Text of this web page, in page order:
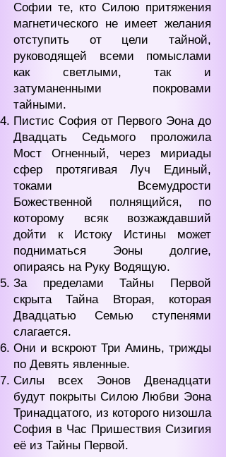
Софии те, кто Силою притяжения
магнетического не имеет желания
отступить от цели тайной,
руководящей всеми помыслами
как светлыми, так и
затуманенными покровами
тайными.
Пистис София от Первого Эона до
Двадцать Седьмого проложила
Мост Огненный, через мириады
сфер протягивая Луч Единый,
токами Всемудрости
Божественной полнящийся, по
которому всяк возжаждавший
дойти к Истоку Истины может
подниматься Эоны долгие,
опираясь на Руку Водящую.
За пределами Тайны Первой
скрыта Тайна Вторая, которая
Двадцатью Семью ступенями
слагается.
Они и вскроют Три Аминь, трижды
по Девять явленные.
Силы всех Эонов Двенадцати
будут покрыты Силою Любви Эона
Тринадцатого, из которого низошла
София в Час Пришествия Сизигия
её из Тайны Первой.